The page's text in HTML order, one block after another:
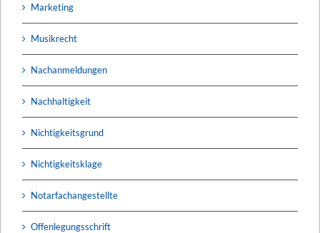
Marketing
Musikrecht
Nachanmeldungen
Nachhaltigkeit
Nichtigkeitsgrund
Nichtigkeitsklage
Notarfachangestellte
Offenlegungsschrift